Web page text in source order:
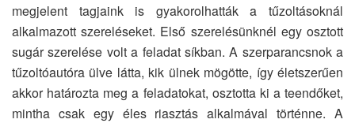
megjelent tagjaink is gyakorolhatták a tűzoltásoknál
alkalmazott szereléseket. Első szerelésünknél egy osztott
sugár szerelése volt a feladat síkban. A szerparancsnok a
tűzoltóautóra ülve látta, kik ülnek mögötte, így életszerűen
akkor határozta meg a feladatokat, osztotta ki a teendőket,
mintha csak egy éles riasztás alkalmával történne. A